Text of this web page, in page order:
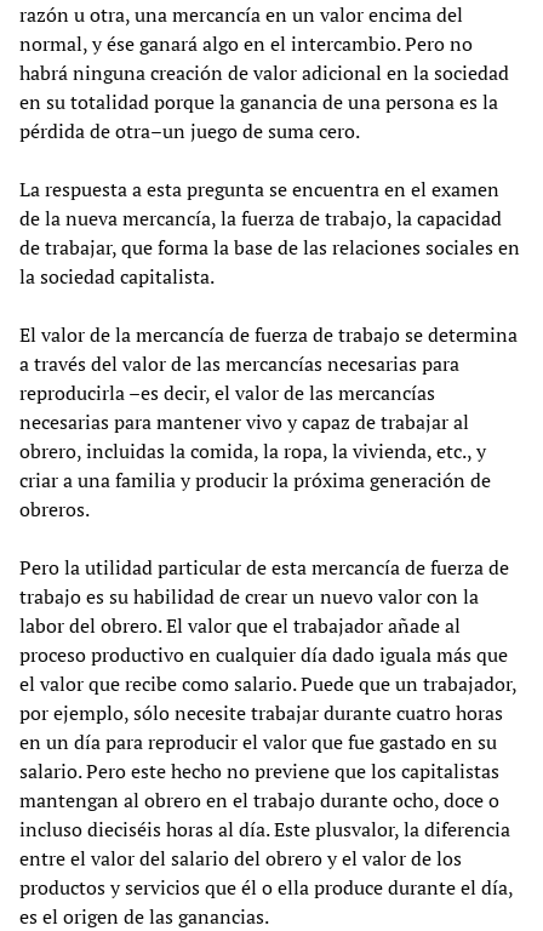
razón u otra, una mercancía en un valor encima del
normal, y ése ganará algo en el intercambio. Pero no
habrá ninguna creación de valor adicional en la sociedad
en su totalidad porque la ganancia de una persona es la
pérdida de otra–un juego de suma cero.
La respuesta a esta pregunta se encuentra en el examen
de la nueva mercancía, la fuerza de trabajo, la capacidad
de trabajar, que forma la base de las relaciones sociales en
la sociedad capitalista.
El valor de la mercancía de fuerza de trabajo se determina
a través del valor de las mercancías necesarias para
reproducirla –es decir, el valor de las mercancías
necesarias para mantener vivo y capaz de trabajar al
obrero, incluidas la comida, la ropa, la vivienda, etc., y
criar a una familia y producir la próxima generación de
obreros.
Pero la utilidad particular de esta mercancía de fuerza de
trabajo es su habilidad de crear un nuevo valor con la
labor del obrero. El valor que el trabajador añade al
proceso productivo en cualquier día dado iguala más que
el valor que recibe como salario. Puede que un trabajador,
por ejemplo, sólo necesite trabajar durante cuatro horas
en un día para reproducir el valor que fue gastado en su
salario. Pero este hecho no previene que los capitalistas
mantengan al obrero en el trabajo durante ocho, doce o
incluso dieciséis horas al día. Este plusvalor, la diferencia
entre el valor del salario del obrero y el valor de los
productos y servicios que él o ella produce durante el día,
es el origen de las ganancias.